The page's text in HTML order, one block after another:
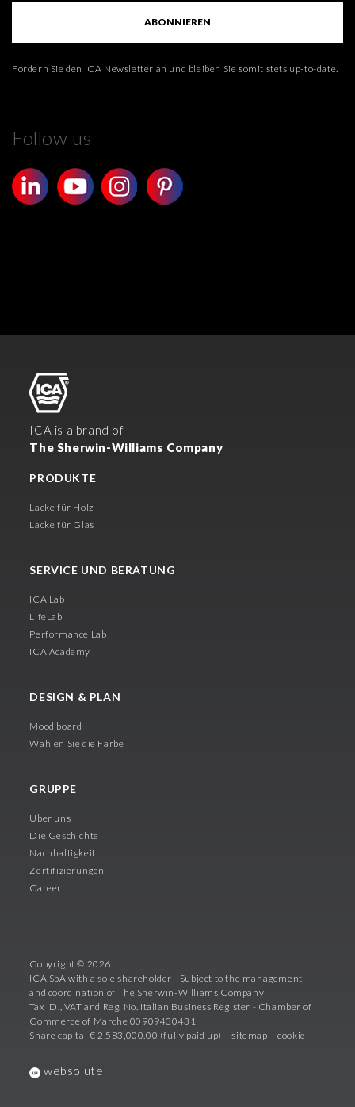
ABONNIEREN
Fordern Sie den ICA Newsletter an und bleiben Sie somit stets up-to-date.
Follow us
ICA is a brand of
The Sherwin-Williams Company
PRODUKTE
Lacke für Holz
Lacke für Glas
SERVICE UND BERATUNG
ICA Lab
LifeLab
Performance Lab
ICA Academy
DESIGN & PLAN
Mood board
Wählen Sie die Farbe
GRUPPE
Über uns
Die Geschichte
Nachhaltigkeit
Zertifizierungen
Career
Copyright © 2026
ICA SpA with a sole shareholder - Subject to the management
and coordination of The Sherwin-Williams Company
Tax ID., VAT and Reg. No. Italian Business Register - Chamber of
Commerce of Marche 00909430431
Share capital € 2,583,000.00 (fully paid up)
sitemap cookie
websolute